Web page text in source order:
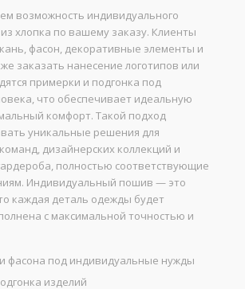
возможность индивидуального
хлопка по вашему заказу. Клиенты
фасон, декоративные элементы и
заказать нанесение логотипов или
примерки и подгонка под
что обеспечивает идеальную
комфорт. Такой подход
уникальные решения для
дизайнерских коллекций и
полностью соответствующие
Индивидуальный пошив — это
каждая деталь одежды будет
с максимальной точностью и
фасона под индивидуальные нужды
изделий